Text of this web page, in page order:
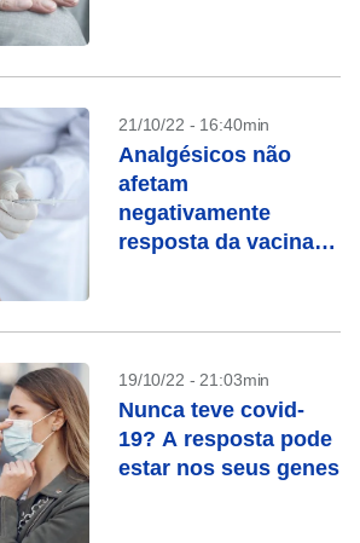
21/10/22 - 16:40min
Analgésicos não
afetam
negativamente
resposta da vacina
19/10/22 - 21:03min
Nunca teve covid-
19? A resposta pode
estar nos seus genes